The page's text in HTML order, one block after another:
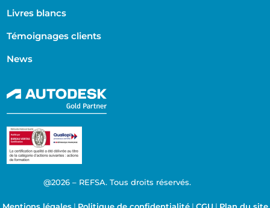
Livres blancs
Témoignages clients
News
@2026 – REFSA. Tous droits réservés.